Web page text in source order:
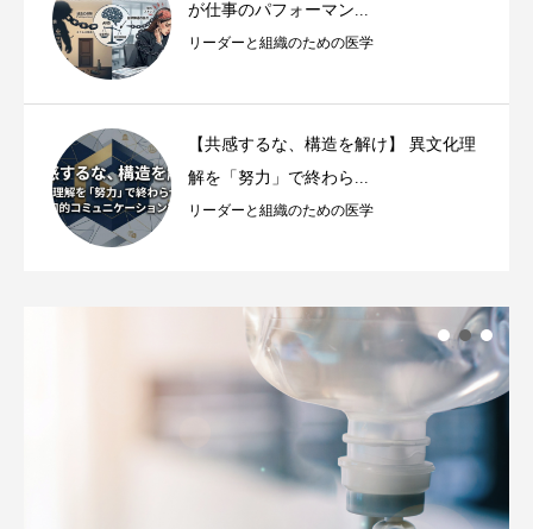
が仕事のパフォーマン...
リーダーと組織のための医学
【共感するな、構造を解け】 異文化理
解を「努力」で終わら...
リーダーと組織のための医学